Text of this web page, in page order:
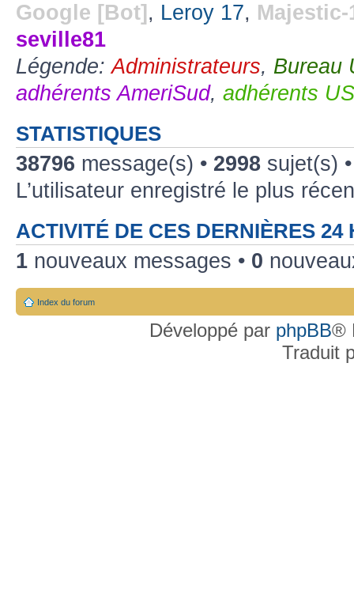
Google [Bot] , Leroy 17,
seville81
Légende:Administrateurs, Bureau
adhérents AmeriSud, adhérents
STATISTIQUES
38796 message(s) • 2998 sujet(s)
L’utilisateur enregistré le plus
ACTIVITÉ DE CES DERNIÈRES 24
1 nouveaux messages • 0
Index du forum
Développé par phpBB®
Traduit